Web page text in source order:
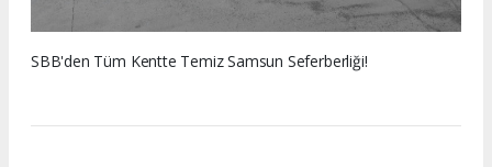
SBB'den Tüm Kentte Temiz Samsun Seferberliği!